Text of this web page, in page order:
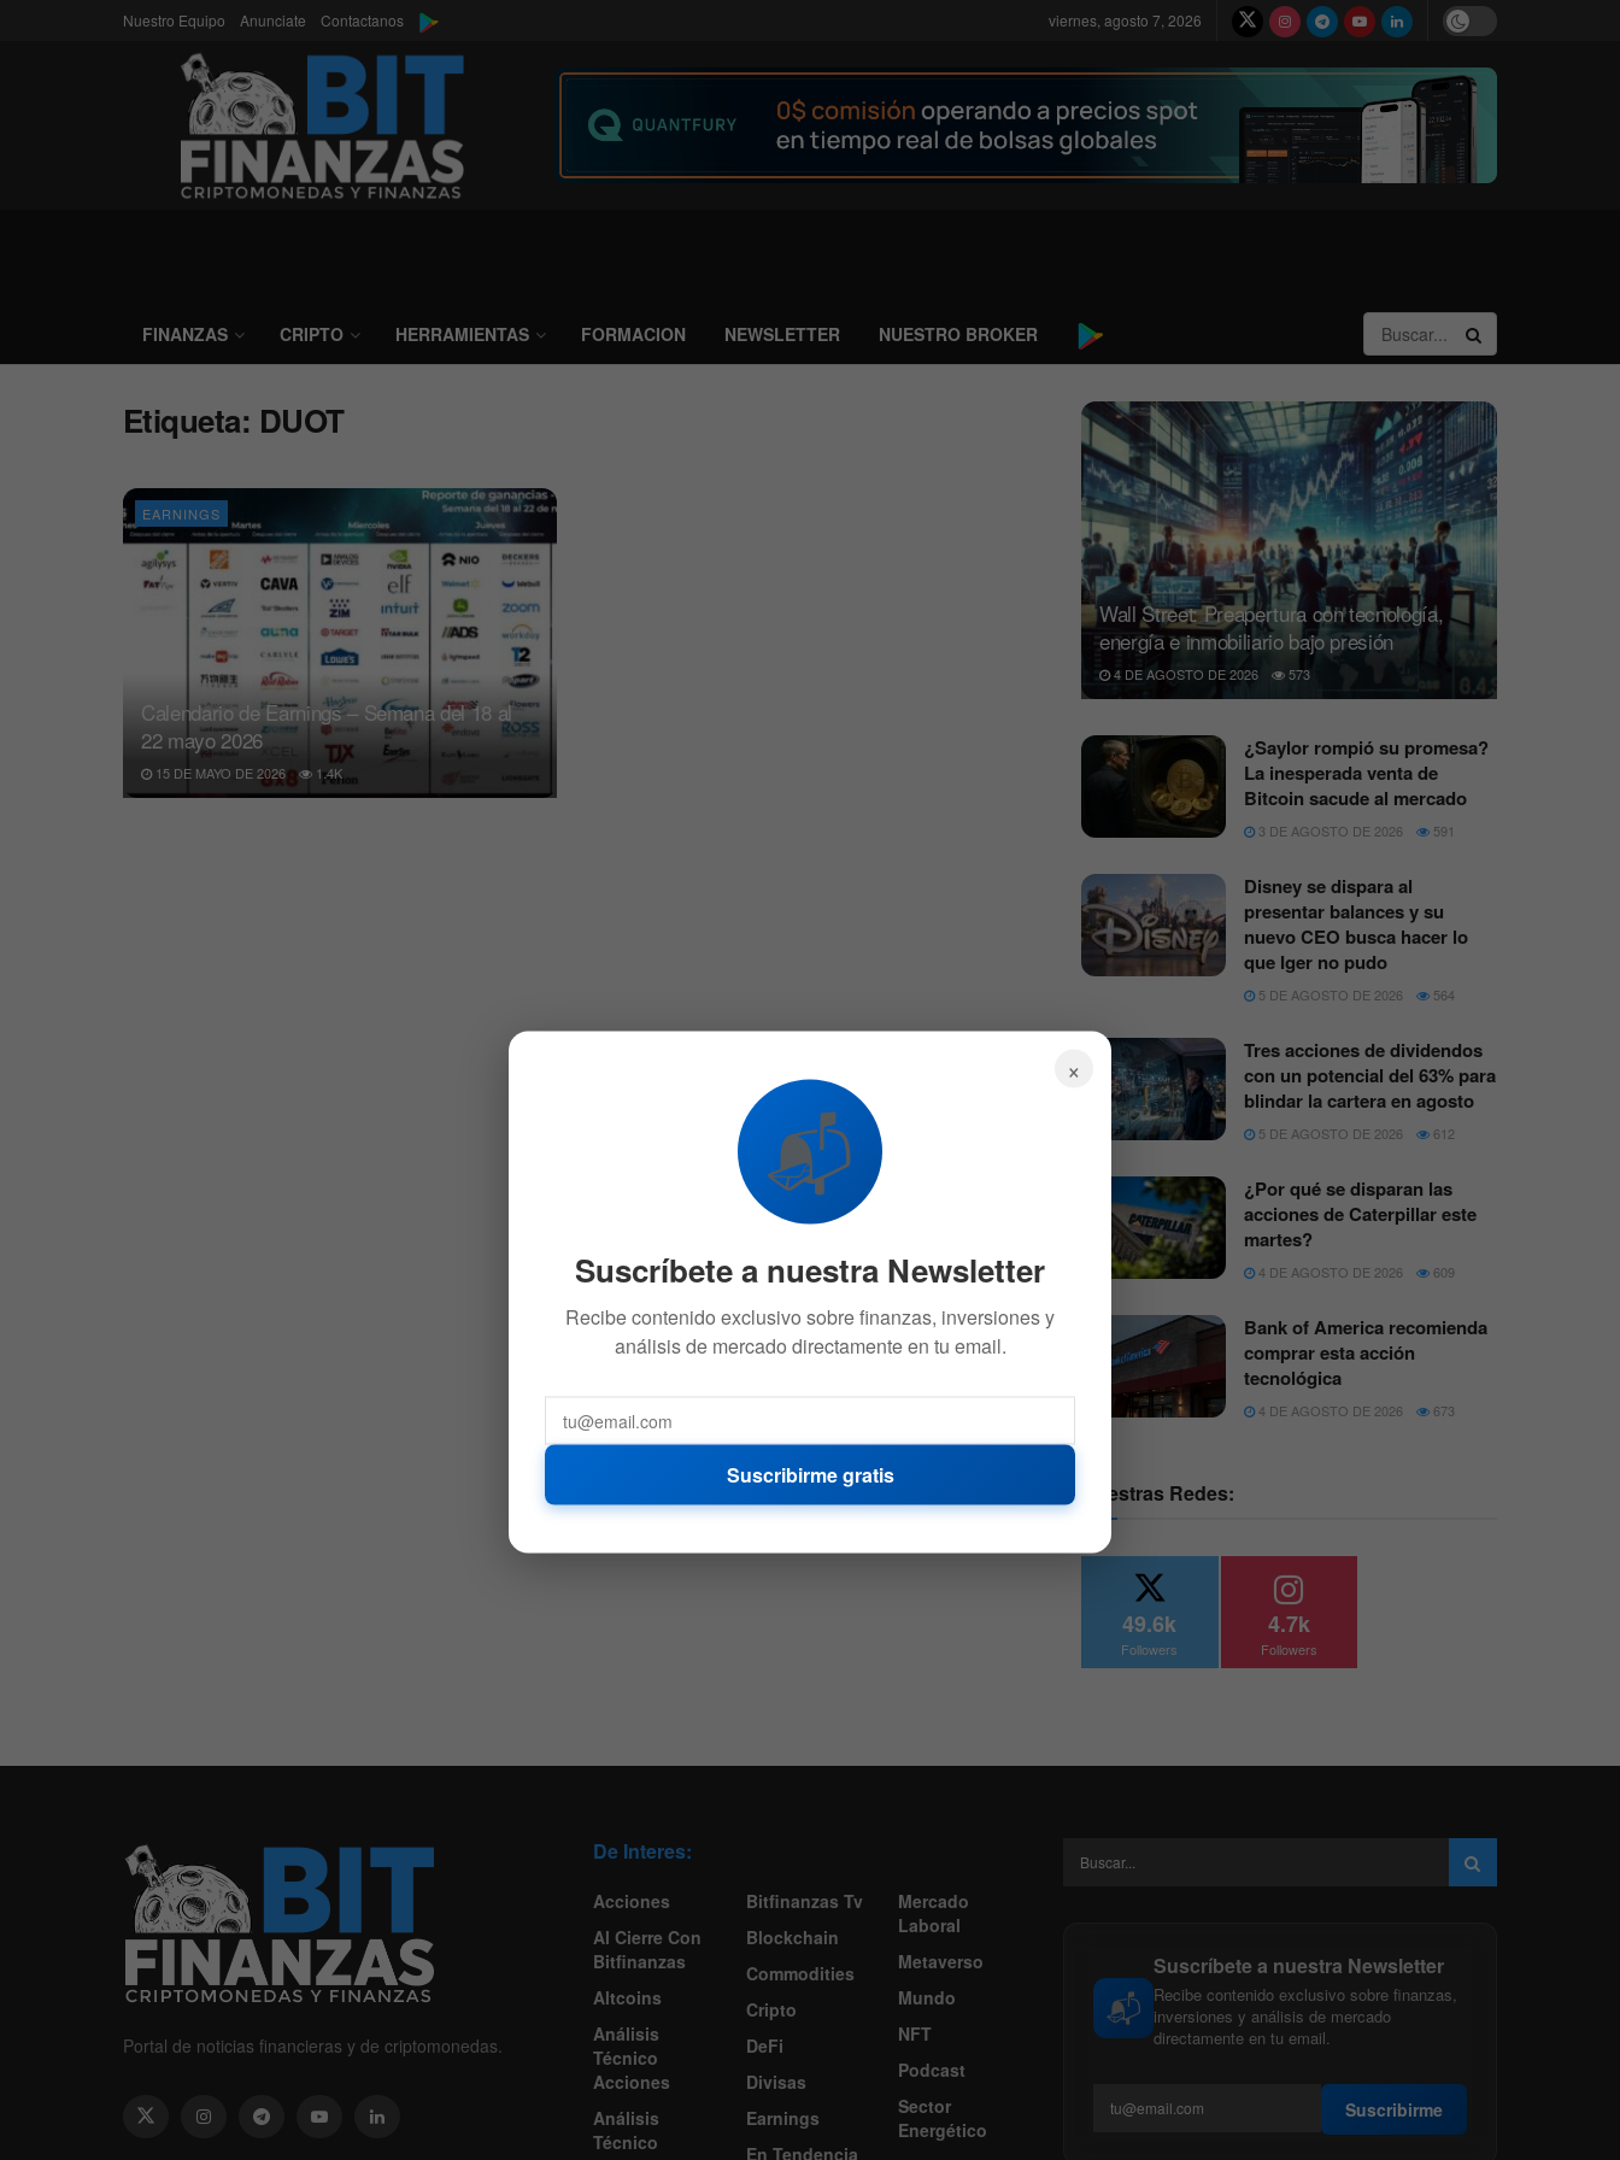
Nuestro Equipo Anunciate Contactanos viernes, agosto 7, 2026
FINANZAS CRIPTO HERRAMIENTAS FORMACION NEWSLETTER NUESTRO BROKER
Etiqueta: DUOT
EARNINGS
Calendario de Earnings – Semana del 18 al
22 mayo 2026
15 DE MAYO DE 2026 1.4K
Wall Street: Preapertura con tecnología,
energía e inmobiliario bajo presión
4 DE AGOSTO DE 2026 573
¿Saylor rompió su promesa?
La inesperada venta de
Bitcoin sacude al mercado
3 DE AGOSTO DE 2026 591
Disney se dispara al
presentar balances y su
nuevo CEO busca hacer lo
que Iger no pudo
5 DE AGOSTO DE 2026 564
Tres acciones de dividendos
con un potencial del 63% para
blindar la cartera en agosto
5 DE AGOSTO DE 2026 612
¿Por qué se disparan las
acciones de Caterpillar este
martes?
4 DE AGOSTO DE 2026 609
Bank of America recomienda
comprar esta acción
tecnológica
4 DE AGOSTO DE 2026 673
Nuestras Redes:
49.6k
Followers
4.7k
Followers
Portal de noticias financieras y de criptomonedas.
De Interes:
Acciones
Al Cierre Con
Bitfinanzas
Altcoins
Análisis
Técnico
Acciones
Análisis
Técnico
Bitfinanzas Tv
Blockchain
Commodities
Cripto
DeFi
Divisas
Earnings
En Tendencia
Mercado
Laboral
Metaverso
Mundo
NFT
Podcast
Sector
Energético
📬
Suscríbete a nuestra Newsletter
Recibe contenido exclusivo sobre finanzas,
inversiones y análisis de mercado
directamente en tu email.
Suscribirme
×
📬
Suscríbete a nuestra Newsletter
Recibe contenido exclusivo sobre finanzas, inversiones y
análisis de mercado directamente en tu email.
Suscribirme gratis